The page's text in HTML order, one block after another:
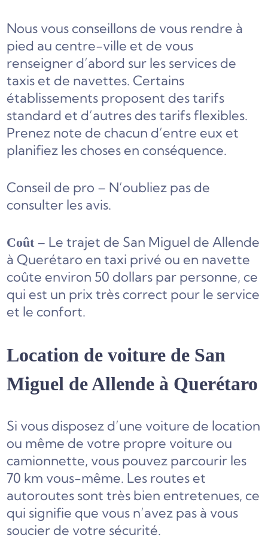
Nous vous conseillons de vous rendre à
pied au centre-ville et de vous
renseigner d’abord sur les services de
taxis et de navettes. Certains
établissements proposent des tarifs
standard et d’autres des tarifs flexibles.
Prenez note de chacun d’entre eux et
planifiez les choses en conséquence.
Conseil de pro – N’oubliez pas de
consulter les avis.
Coût – Le trajet de San Miguel de Allende
à Querétaro en taxi privé ou en navette
coûte environ 50 dollars par personne, ce
qui est un prix très correct pour le service
et le confort.
Location de voiture de San
Miguel de Allende à Querétaro
Si vous disposez d’une voiture de location
ou même de votre propre voiture ou
camionnette, vous pouvez parcourir les
70 km vous-même. Les routes et
autoroutes sont très bien entretenues, ce
qui signifie que vous n’avez pas à vous
soucier de votre sécurité.